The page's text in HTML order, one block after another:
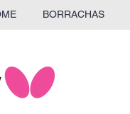
BORRACHAS